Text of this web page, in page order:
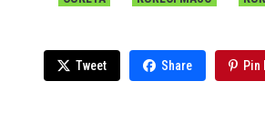
Tweet Share Pin